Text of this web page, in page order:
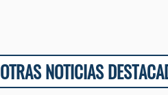
OTRAS NOTICIAS